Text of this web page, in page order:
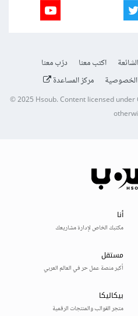
اكتب معنا
درّب معنا
الخصوصية مركز المساعدة
© 2025Hsoub.Content licensed